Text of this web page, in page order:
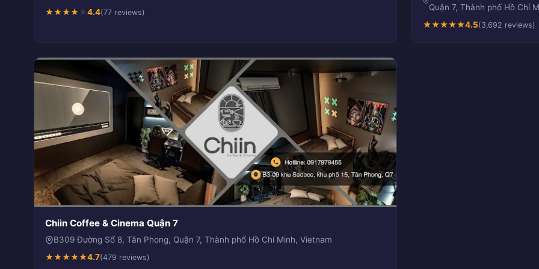
★★★★★4.4(77 reviews)
Quận 7, Thành phố Hồ Chí
★★★★★4.5(3,692 reviews)
Chiin Coffee & Cinema Quận 7
B309 Đường Số 8, Tân Phong, Quận 7, Thành phố Hồ Chí Minh, Vietnam
★★★★★4.7(479 reviews)